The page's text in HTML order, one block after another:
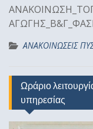
ΑΝΑΚΟΙΝΩΣΕΙΣ
Ωράριο
υπηρεσίας